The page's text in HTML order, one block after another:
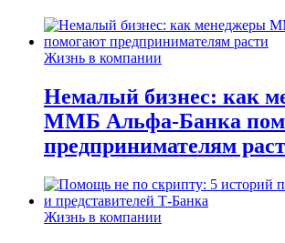
Жизнь в компании
Немалый бизнес: как
ММБ Альфа-Банка
предпринимателям
Жизнь в компании